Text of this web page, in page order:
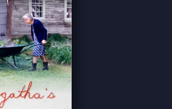
liefdevol en intiem zonder
★★★★Cinemagazine
ineen'' -